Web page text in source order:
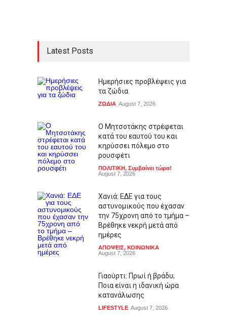
Latest Posts
Ημερήσιες προβλέψεις για
τα ζώδια
ΖΩΔΙΑ August 7, 2026
Ο Μητσοτάκης στρέφεται
κατά του εαυτού του και
κηρύσσει πόλεμο στο
ρουσφέτι
ΠΟΛΙΤΙΚΗ, Συμβαίνει τώρα!
August 7, 2026
Χανιά: ΕΔΕ για τους
αστυνομικούς που έχασαν
την 75χρονη από το τμήμα –
Βρέθηκε νεκρή μετά από
ημέρες
ΑΠΟΨΕΙΣ, ΚΟΙΝΩΝΙΚΑ
August 7, 2026
Γιαούρτι: Πρωί ή βράδυ;
Ποια είναι η ιδανική ώρα
κατανάλωσης
LIFESTYLE August 7, 2026